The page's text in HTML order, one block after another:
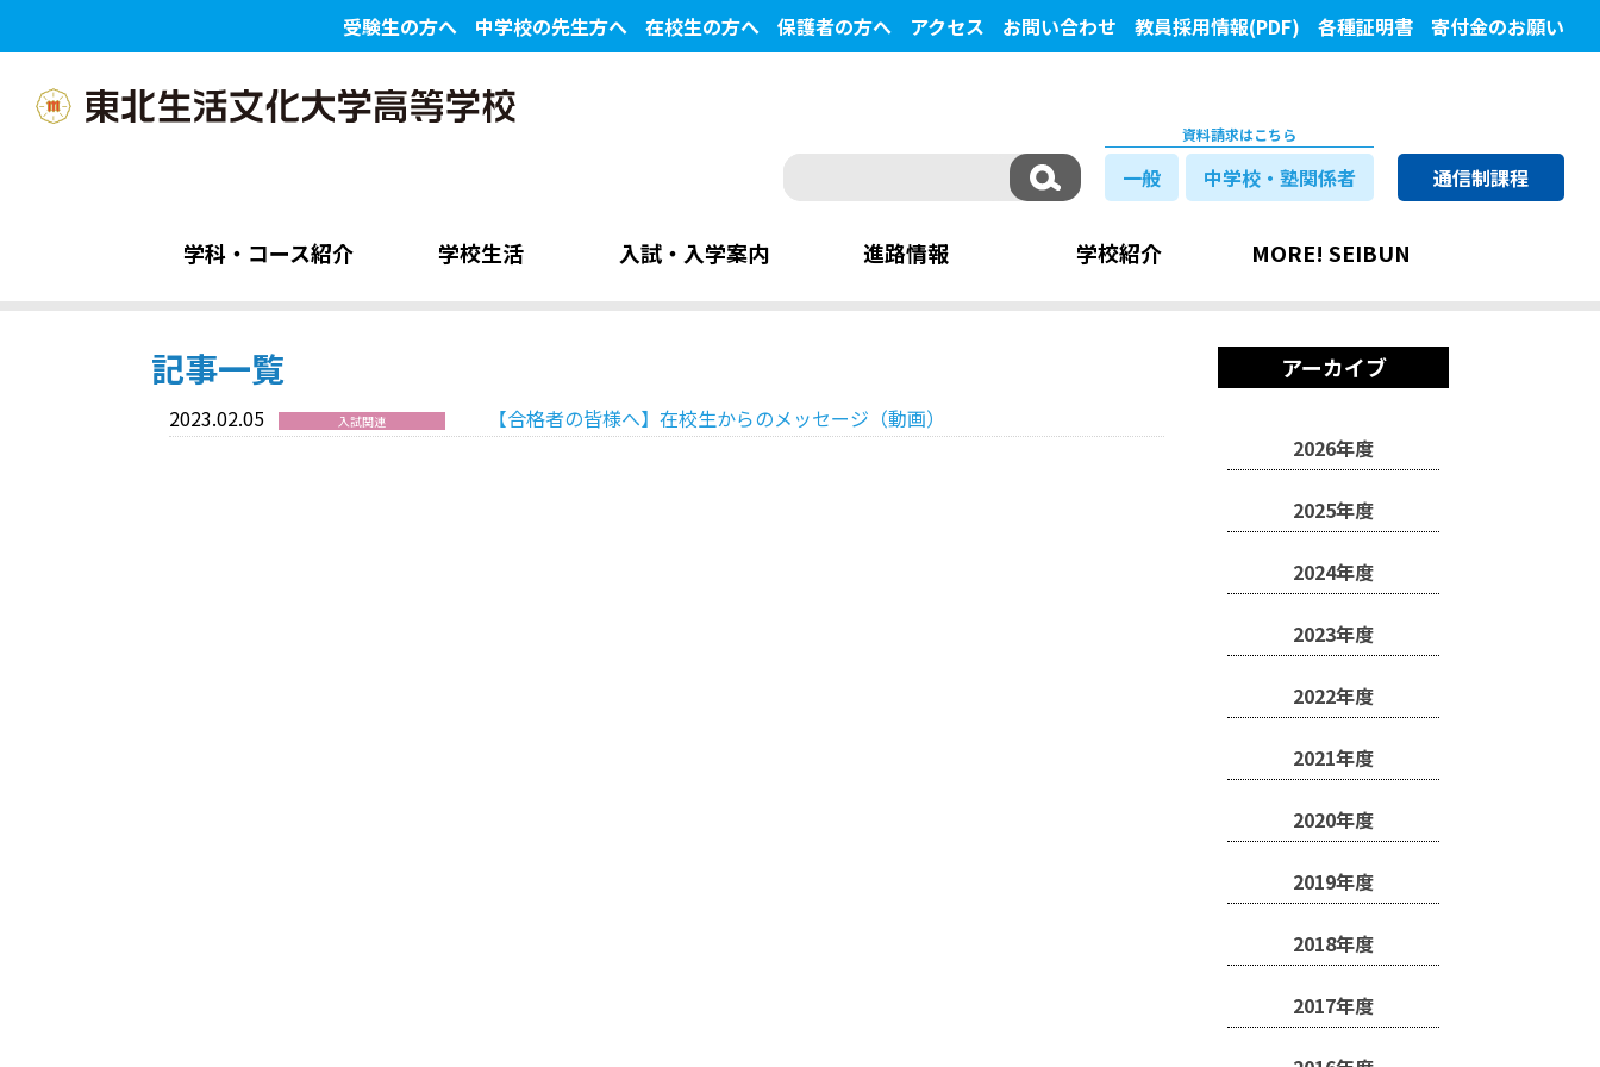
受験生の方へ 中学校の先生方へ 在校生の方へ 保護者の方へ アクセス お問い合わせ 教員採用情報(PDF) 各種証明書 寄付金のお願い
資料請求はこちら
一般 中学校・塾関係者 通信制課程
学科・コース紹介 学校生活 入試・入学案内 進路情報 学校紹介 MORE! SEIBUN
記事一覧
2023.02.05 入試関連 【合格者の皆様へ】在校生からのメッセージ（動画）
アーカイブ
2026年度
2025年度
2024年度
2023年度
2022年度
2021年度
2020年度
2019年度
2018年度
2017年度